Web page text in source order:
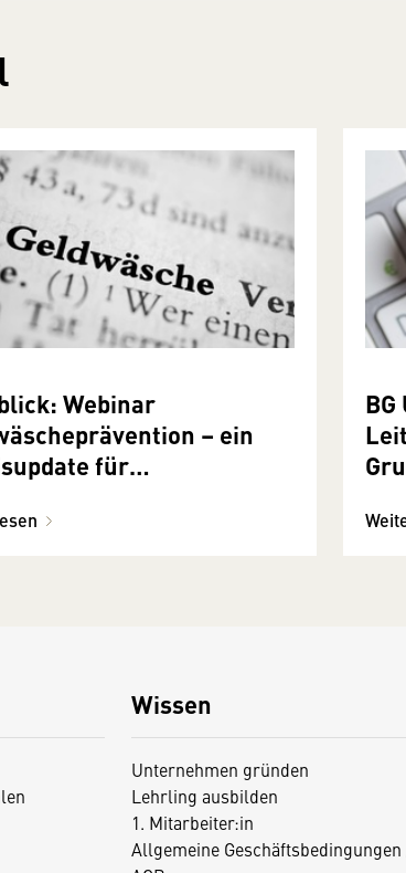
Webinar
– ein
für
2024
Wissen
Unternehmen gründen
Lehrling ausbilden
1. Mitarbeiter:in
Allgemeine